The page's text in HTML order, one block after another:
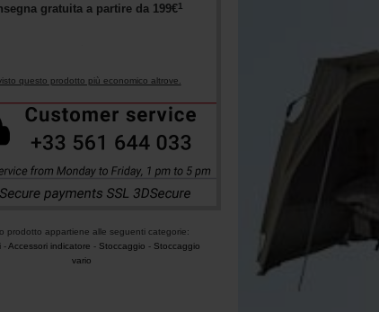
gratuita a partire da 199€1
questo prodotto più economico altrove.
prodotto appartiene alle seguenti categorie:
-Accessori indicatore - Stoccaggio - Stoccaggio
vario